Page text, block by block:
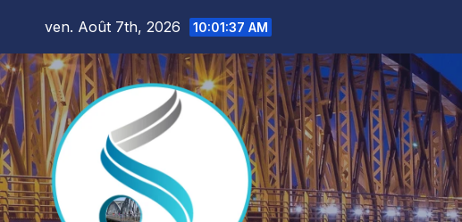
content
ven. Août 7th, 2026 10:01:40 AM